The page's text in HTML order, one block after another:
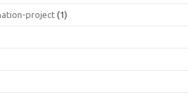
project (1)